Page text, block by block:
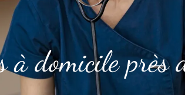
à domicile